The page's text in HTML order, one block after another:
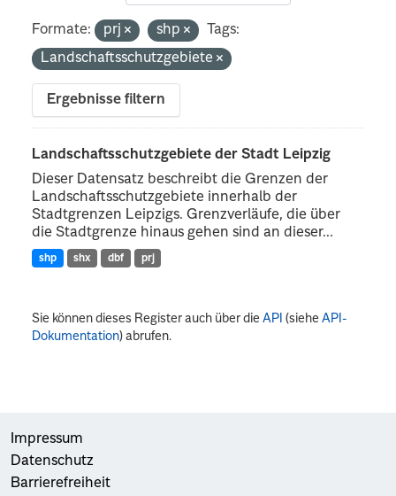
Formate: prj shp
Tags:
Landschaftsschutzgebiete
Ergebnisse filtern
Landschaftsschutzgebiete der Stadt Leipzig
Dieser Datensatz beschreibt die Grenzen der
Landschaftsschutzgebiete innerhalb der
Stadtgrenzen Leipzigs. Grenzverläufe, die über
die Stadtgrenze hinaus gehen sind an dieser...
shp shx dbf prj
Sie können dieses Register auch über dieAPI (sieheAPI-
Dokumentation) abrufen.
Impressum
Datenschutz
Barrierefreiheit